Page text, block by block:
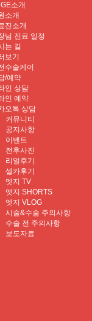
소개
소개
진소개
님 진료 일정
는 길
보기
수술케어
/예약
인 상담
인 예약
오톡 상담
커뮤니티
공지사항
이벤트
전후사진
리얼후기
셀카후기
엣지 TV
엣지 SHORTS
엣지 VLOG
시술&수술 주의사항
수술 전 주의사항
보도자료